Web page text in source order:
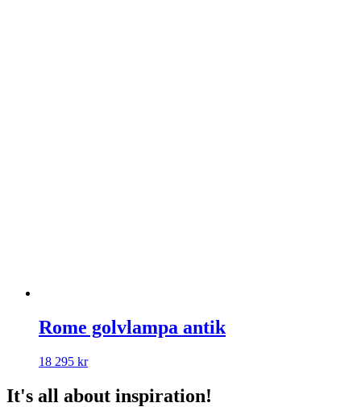
Rome golvlampa antik
18 295 kr
It's all about inspiration!